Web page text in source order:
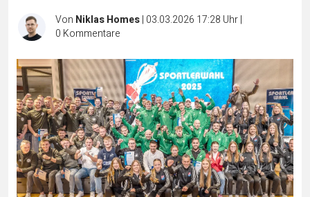
Von Niklas Homes| 03.03.2026 17:28 Uhr|
0 Kommentare